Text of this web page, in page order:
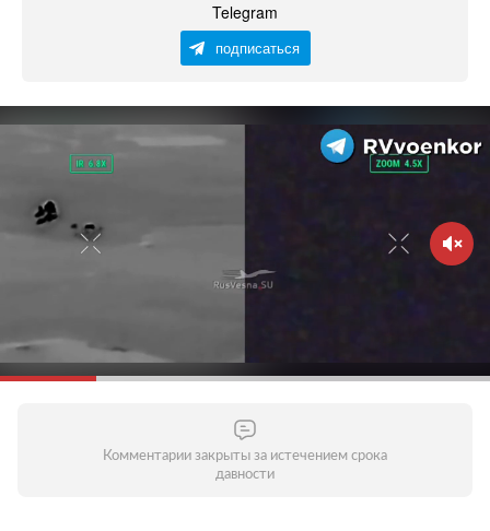
Telegram
подписаться
Комментарии закрыты за истечением срока
давности